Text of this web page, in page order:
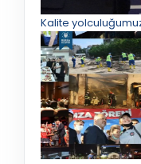
Kalite